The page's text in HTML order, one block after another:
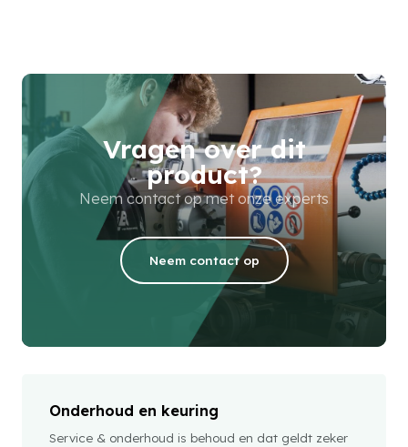
Vragen over dit
product?
Neem contact op met onze experts
Neem contact op
Onderhoud en keuring
Service & onderhoud is behoud en dat geldt zeker